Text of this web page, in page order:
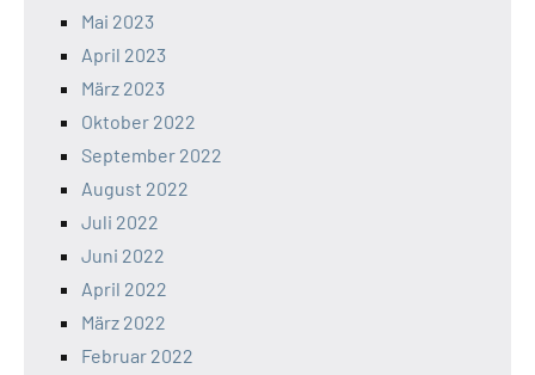
Mai 2023
April 2023
März 2023
Oktober 2022
September 2022
August 2022
Juli 2022
Juni 2022
April 2022
März 2022
Februar 2022